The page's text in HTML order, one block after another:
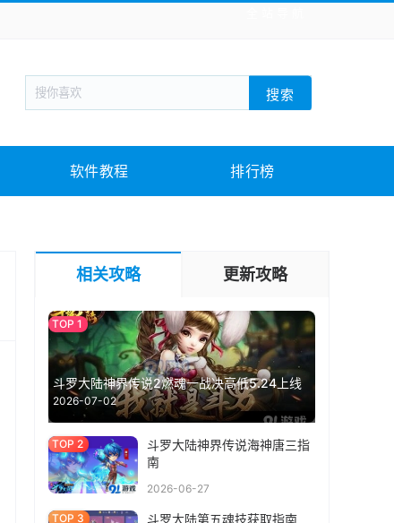
新闻阅读 旅游出行 生活实用
回合网游 战棋游戏 枪战射击
教育教学 游戏娱乐 系统软件 素材下载
搜索
软件教程 排行榜
相关攻略 更新攻略
斗罗大陆神界传说2燃魂一战决高低5.24上线
2026-07-02
斗罗大陆神界传说海神唐三指
南
2026-06-27
斗罗大陆第五魂技获取指南